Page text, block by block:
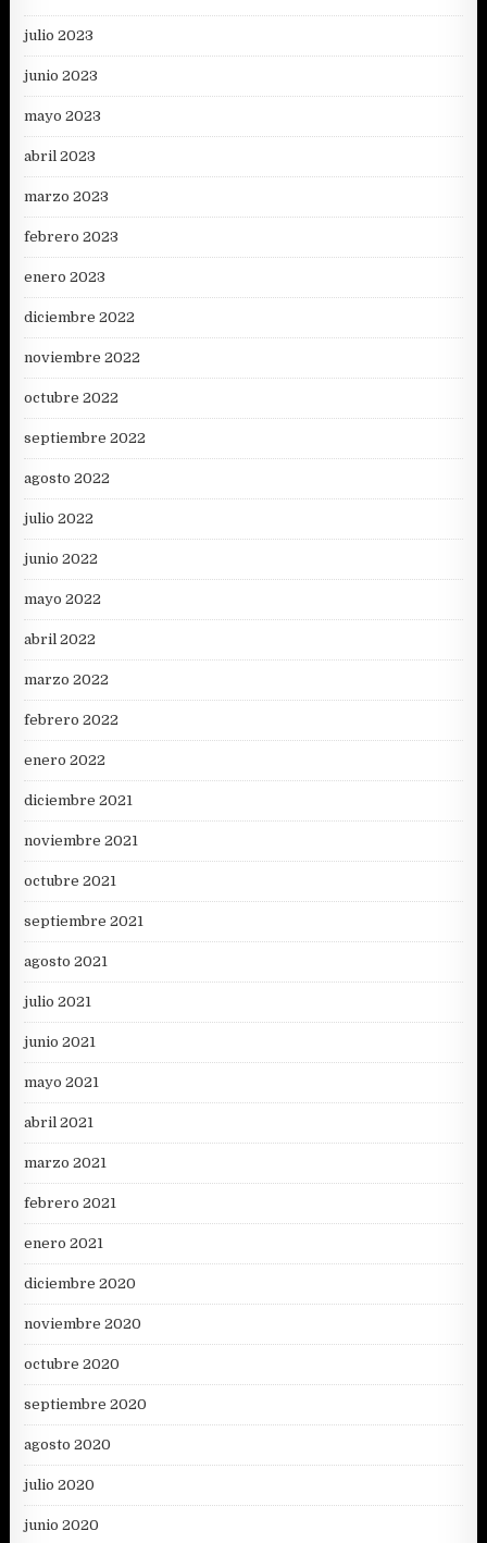
julio 2023
junio 2023
mayo 2023
abril 2023
marzo 2023
febrero 2023
enero 2023
diciembre 2022
noviembre 2022
octubre 2022
septiembre 2022
agosto 2022
julio 2022
junio 2022
mayo 2022
abril 2022
marzo 2022
febrero 2022
enero 2022
diciembre 2021
noviembre 2021
octubre 2021
septiembre 2021
agosto 2021
julio 2021
junio 2021
mayo 2021
abril 2021
marzo 2021
febrero 2021
enero 2021
diciembre 2020
noviembre 2020
octubre 2020
septiembre 2020
agosto 2020
julio 2020
junio 2020